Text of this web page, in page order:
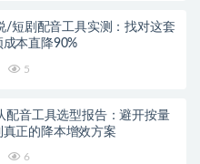
/短剧配音工具实测：找对这套
本直降90%
5
配音工具选型报告：避开按量
正的降本增效方案
6